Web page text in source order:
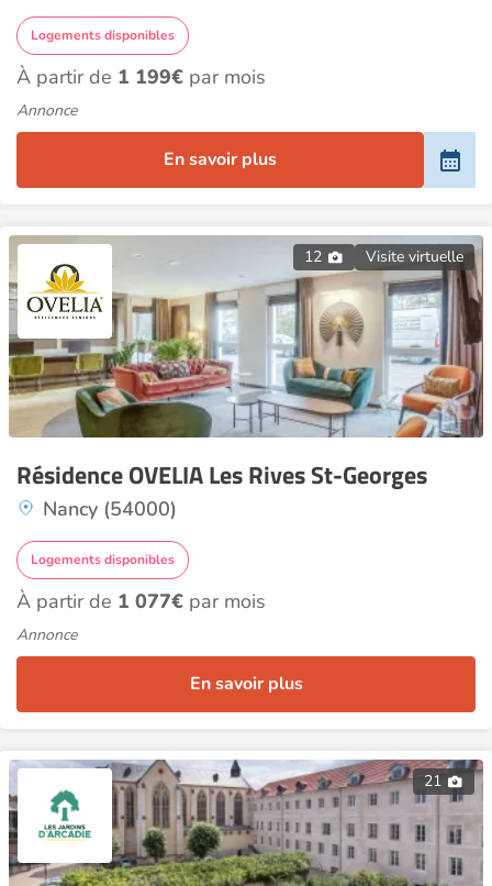
Logements disponibles
À partir de 1 199€ par mois
Annonce
En savoir plus
12 Visite virtuelle
Résidence OVELIA Les Rives St-Georges
Nancy (54000)
Logements disponibles
À partir de 1 077€ par mois
Annonce
En savoir plus
21